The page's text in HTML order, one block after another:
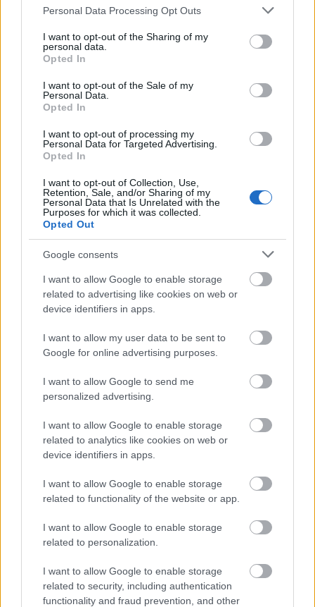
Please note that this website/app uses one or more Google
not limited to your visit or usage behaviour. You may click to
grant or deny consent to Google and its third-party tags to
use your data for below specified purposes in below Google
consent section.
Personal Data Processing Opt Outs
I want to opt-out of the Sharing of my
personal data.
Opted In
I want to opt-out of the Sale of my
Personal Data.
Opted In
I want to opt-out of processing my
Personal Data for Targeted Advertising.
Opted In
I want to opt-out of Collection, Use,
Retention, Sale, and/or Sharing of my
Personal Data that Is Unrelated with the
Purposes for which it was collected.
Opted Out
Google consents
I want to allow Google to enable storage
related to advertising like cookies on web or
device identifiers in apps.
I want to allow my user data to be sent to
Google for online advertising purposes.
I want to allow Google to send me
personalized advertising.
I want to allow Google to enable storage
related to analytics like cookies on web or
device identifiers in apps.
I want to allow Google to enable storage
related to functionality of the website or app.
I want to allow Google to enable storage
related to personalization.
I want to allow Google to enable storage
related to security, including authentication
functionality and fraud prevention, and other
Ha helyesen válaszolsz alábbi
kérdésünkre és like-olod
oldalunkat, 2 db belépőt nyerhetsz a
2020. szeptember 23-án 19:30-kor
kezdődő előadásra, melynek helyszíne
Mit kérnek az égiektől a fenti dalban?
b. dödöllét
c. esőt
A megfejtést2020. szeptember 18-án 12
óráigvárjuk ajatek@kulturpart.hu
értesítjük, ezért kérjük, mindenképp add
meg elérhetőségedet!
Az esemény FB eventjeitt található.